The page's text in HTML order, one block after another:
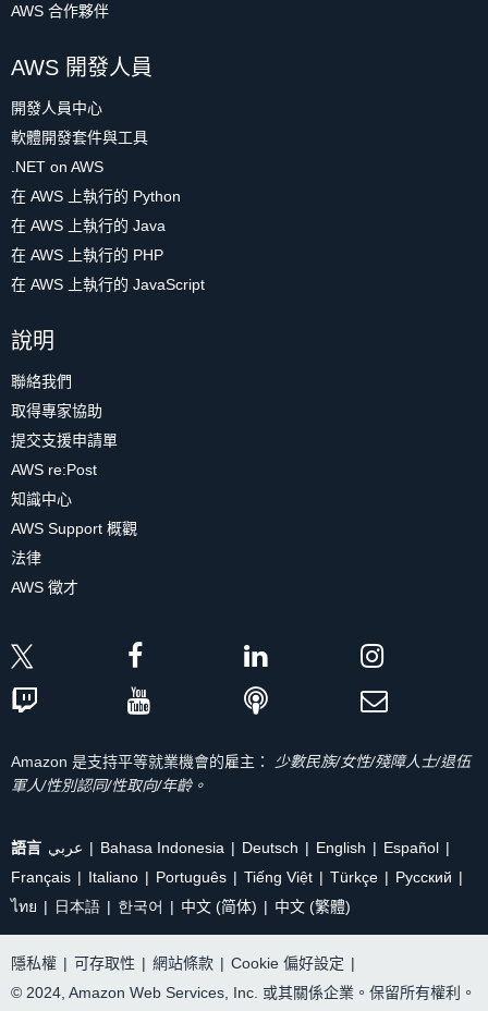
AWS 合作夥伴
AWS 開發人員
開發人員中心
軟體開發套件與工具
.NET on AWS
在 AWS 上執行的 Python
在 AWS 上執行的 Java
在 AWS 上執行的 PHP
在 AWS 上執行的 JavaScript
說明
聯絡我們
取得專家協助
提交支援申請單
AWS re:Post
知識中心
AWS Support 概觀
法律
AWS 徵才
Amazon 是支持平等就業機會的雇主：
少數民族/女性/殘障人士/退伍
軍人/性別認同/性取向/年齡。
語言 عربي Bahasa Indonesia Deutsch English
Español
Français
Italiano Português Tiếng Việt Türkçe
Ρусский
ไทย
日本語 한국어 中文 (简体) 中文 (繁體)
隱私權 | 可存取性 | 網站條款 | Cookie 偏好設定 |
© 2024, Amazon Web Services, Inc. 或其關係企業。保留所有權利。